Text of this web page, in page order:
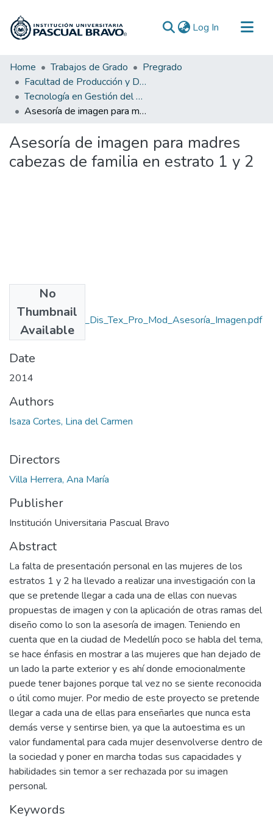
Log In (current)
Communities & Collections
All of DSpace
Statistics
Home Trabajos de Grado
Pregrado
Facultad de Producción y Diseño
Tecnología en Gestión del Diseño Textil y de Moda
Asesoría de imagen para madres cabezas de familia en estrato 1 y 2
Asesoría de imagen para madres
cabezas de familia en estrato 1 y 2
No
Thumbnail
Available
Rep_IUPB_Tec_Dis_Tex_Pro_Mod_Asesoría_Imagen.pdf
(652.12 KB)
Date
2014
Authors
Isaza Cortes, Lina del Carmen
Directors
Villa Herrera, Ana María
Publisher
Institución Universitaria Pascual Bravo
Abstract
La falta de presentación personal en las mujeres de los
estratos 1 y 2 ha llevado a realizar una investigación con la
que se pretende llegar a cada una de ellas con nuevas
propuestas de imagen y con la aplicación de otras ramas del
diseño como lo son la asesoría de imagen. Teniendo en
cuenta que en la ciudad de Medellín poco se habla del tema,
se hace énfasis en mostrar a las mujeres que han dejado de
un lado la parte exterior y es ahí donde emocionalmente
puede tener bajones porque tal vez no se siente reconocida
o útil como mujer. Por medio de este proyecto se pretende
llegar a cada una de ellas para enseñarles que nunca esta
demás verse y sentirse bien, ya que la autoestima es un
valor fundamental para cada mujer desenvolverse dentro de
la sociedad y poner en marcha todas sus capacidades y
habilidades sin temor a ser rechazada por su imagen
personal.
Keywords